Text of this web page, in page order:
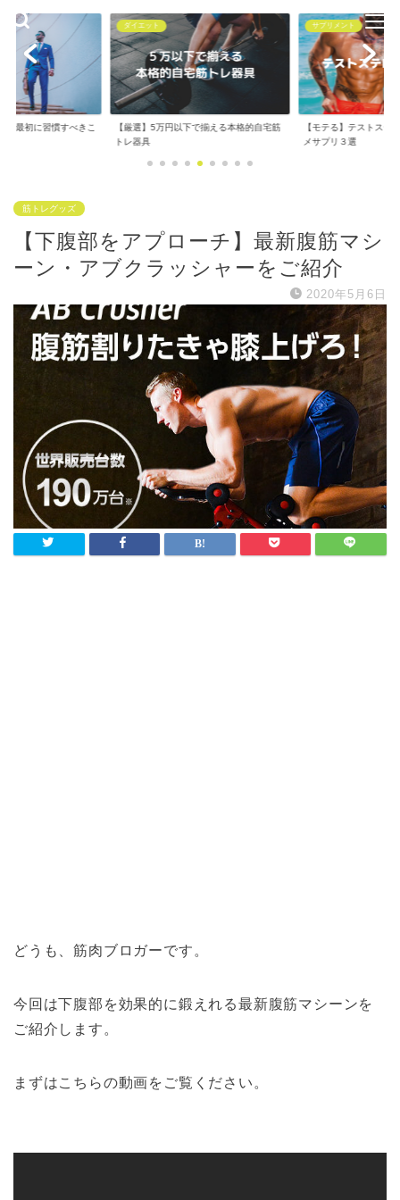
揃える本格的自宅筋
サプリメント
【モテる】テストステロンを増やすオスス
メサプリ３選
サプリメント
【リポドリン】を１ヶ
感レビュー！副作用...
筋トレグッズ
【下腹部をアプローチ】最新腹筋マシ
ーン・アブクラッシャーをご紹介
2020年5月6日
どうも、筋肉ブロガーです。
今回は下腹部を効果的に鍛えれる最新腹筋マシーンを
ご紹介します。
まずはこちらの動画をご覧ください。